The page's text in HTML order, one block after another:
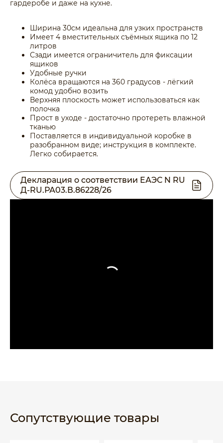
гардеробе и даже на кухне.
Ширина 30см идеальна для узких пространств
Имеет 4 вместительных съёмных ящика по 12
литров
Сзади имеется ограничитель для фиксации
ящиков
Удобные ручки
Колёса вращаются на 360 градусов - лёгкий
комод удобно возить
Верхняя плоскость может использоваться как
полочка
Прост в уходе - достаточно протереть влажной
тканью
Поставляется в индивидуальной коробке в
разобранном виде; инструкция в комплекте.
Легко собирается.
Декларация о соответствии ЕАЭС N RU
Д-RU.РА03.В.86228/26
Сопутствующие товары